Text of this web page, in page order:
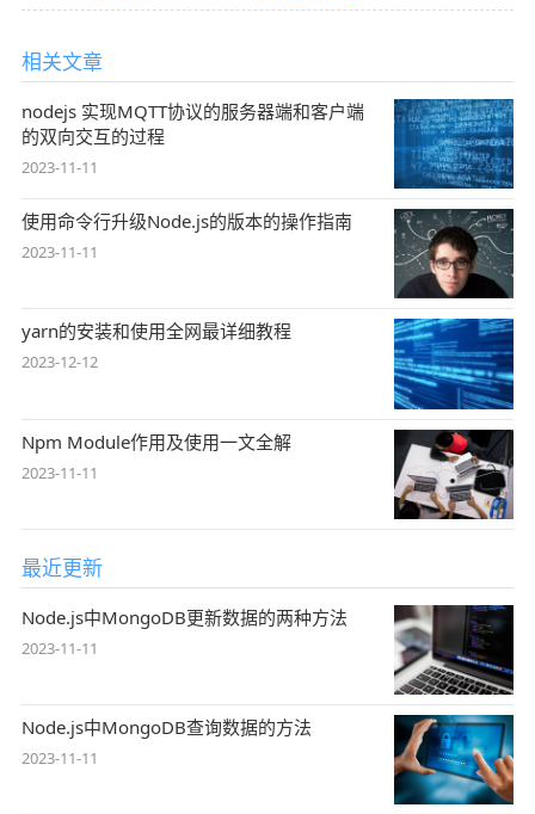
相关文章
nodejs 实现MQTT协议的服务器端和客户端
的双向交互的过程
2023-11-11
使用命令行升级Node.js的版本的操作指南
2023-11-11
yarn的安装和使用全网最详细教程
2023-12-12
Npm Module作用及使用一文全解
2023-11-11
最近更新
Node.js中MongoDB更新数据的两种方法
2023-11-11
Node.js中MongoDB查询数据的方法
2023-11-11